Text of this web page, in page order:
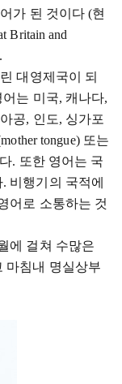
가 된 것이다 (현
Britain and
대영제국이 되
어는 미국, 캐나다,
공, 인도, 싱가포
tongue) 또는
. 또한 영어는 국
비행기의 국적에
어로 소통하는 것
에 걸쳐 수많은
마침내 명실상부